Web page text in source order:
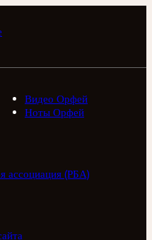
Видео Орфей
Ноты Орфей
ассоциация (РБА)